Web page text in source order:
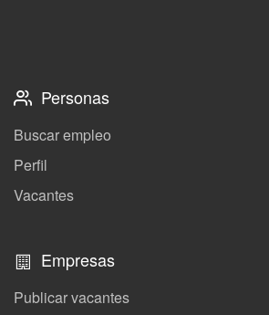
Personas
Buscar empleo
Perfil
Vacantes
Empresas
Publicar vacantes